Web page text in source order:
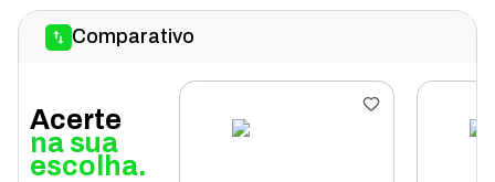
Comparativo
Acerte
na sua
escolha.